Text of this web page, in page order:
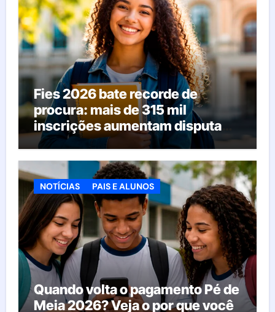
Fies 2026 bate recorde de
procura: mais de 315 mil
inscrições aumentam disputa
pelas vagas; veja o que acontece
agora
NOTÍCIAS PAIS E ALUNOS
Quando volta o pagamento Pé de
Meia 2026? Veja o por que você